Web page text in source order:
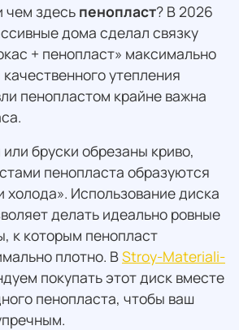
чем здесь пенопласт? В 2026
дома сделал связку
+ пенопласт» максимально
утепления
пенопластом крайне важна
бруски обрезаны криво,
пенопласта образуются
Использование диска
делать идеально ровные
к которым пенопласт
плотно. ВStroy-Materiali-
покупать этот диск вместе
пенопласта, чтобы ваш